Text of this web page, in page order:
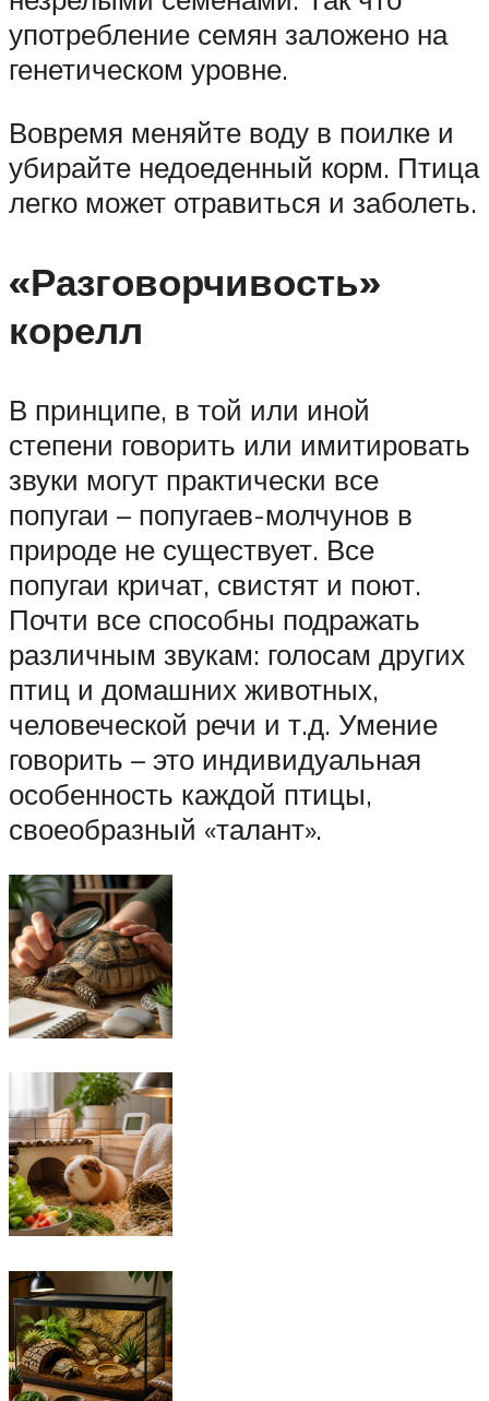
употребление семян заложено на
генетическом уровне.
Вовремя меняйте воду в поилке и
убирайте недоеденный корм. Птица
легко может отравиться и заболеть.
«Разговорчивость»
корелл
В принципе, в той или иной
степени говорить или имитировать
звуки могут практически все
попугаи – попугаев-молчунов в
природе не существует. Все
попугаи кричат, свистят и поют.
Почти все способны подражать
различным звукам: голосам других
птиц и домашних животных,
человеческой речи и т.д. Умение
говорить – это индивидуальная
особенность каждой птицы,
своеобразный «талант».